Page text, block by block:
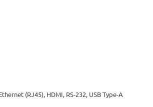
(RJ45), HDMI, RS-232, USB Type-A